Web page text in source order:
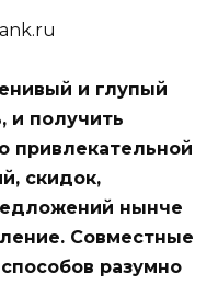
и глупый
и получить
привлекательной
скидок,
нынче
Совместные
разумно